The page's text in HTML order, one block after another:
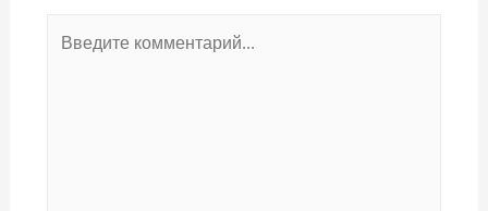
комментарий...